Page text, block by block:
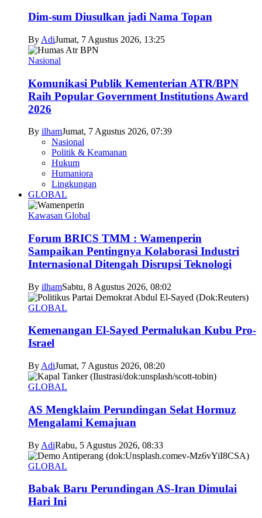
Dim-sum Diusulkan jadi Nama Topan
By AdiJumat, 7 Agustus 2026, 13:25
Nasional
Komunikasi Publik Kementerian ATR/BPN
Raih Popular Government Institutions Award
2026
By ilhamJumat, 7 Agustus 2026, 07:39
Nasional
Politik & Keamanan
Hukum
Humaniora
Lingkungan
GLOBAL
Kawasan Global
Forum BRICS TMM : Wamenperin
Sampaikan Pentingnya Kolaborasi Industri
Internasional Ditengah Disrupsi Teknologi
By ilhamSabtu, 8 Agustus 2026, 08:02
GLOBAL
Kemenangan El-Sayed Permalukan Kubu Pro-
Israel
By AdiJumat, 7 Agustus 2026, 08:20
GLOBAL
AS Mengklaim Perundingan Selat Hormuz
Mengalami Kemajuan
By AdiRabu, 5 Agustus 2026, 08:33
GLOBAL
Babak Baru Perundingan AS-Iran Dimulai
Hari Ini